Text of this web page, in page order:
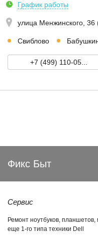
График работы
улица Менжинского,
Свиблово
+7 (499) 110-05...
Фикс Быт
Сервис
Ремонт ноутбуков,
еще 1-го типа техники Dell